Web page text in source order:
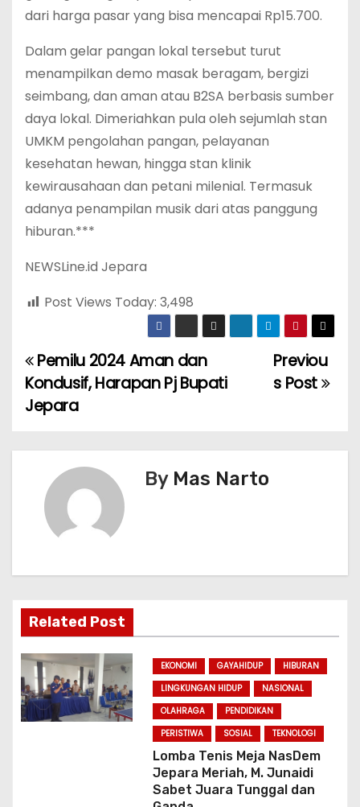
dari harga pasar yang bisa mencapai Rp15.700.
Dalam gelar pangan lokal tersebut turut
menampilkan demo masak beragam, bergizi
seimbang, dan aman atau B2SA berbasis sumber
daya lokal. Dimeriahkan pula oleh sejumlah stan
UMKM pengolahan pangan, pelayanan
kesehatan hewan, hingga stan klinik
kewirausahaan dan petani milenial. Termasuk
adanya penampilan musik dari atas panggung
hiburan.***
NEWSLine.id Jepara
Post Views Today: 3,498
P
o
v
i
g
a
t
Previou
s Post
Pemilu 2024 Aman dan
Kondusif, Harapan Pj Bupati
Jepara
By Mas Narto
Related Post
EKONOMI GAYAHIDUP
HIBURAN
LINGKUNGAN HIDUP
NASIONAL
OLAHRAGA
PENDIDIKAN
PERISTIWA
SOSIAL TEKNOLOGI
Lomba Tenis Meja NasDem
Jepara Meriah, M. Junaidi
Sabet Juara Tunggal dan